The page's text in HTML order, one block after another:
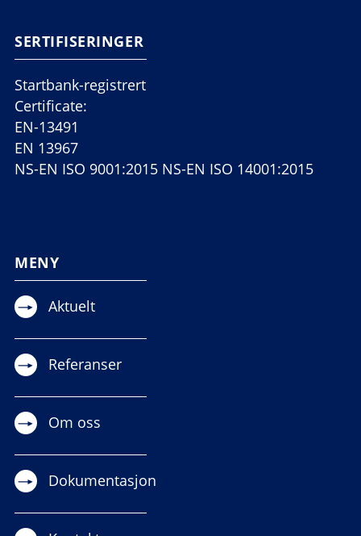
SERTIFISERINGER
Startbank-registrert
Certificate:
EN-13491
EN 13967
NS-EN ISO 9001:2015 NS-EN ISO 14001:2015
MENY
Aktuelt
Referanser
Om oss
Dokumentasjon